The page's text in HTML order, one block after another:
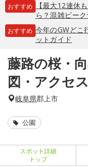
おすすめ
【最大12連休
ら？混雑ピー
おすすめ 今年のGWどこ
ットガイド
藤路の桜・
図・アクセス
岐阜県郡上市
公園
スポット詳細
トップ